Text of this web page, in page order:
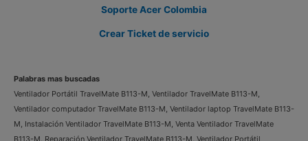
Soporte Acer Colombia
Crear Ticket de servicio
Palabras mas buscadas
Ventilador Portátil TravelMate B113-M, Ventilador TravelMate B113-M,
Ventilador computador TravelMate B113-M, Ventilador laptop TravelMate B113-
M, Instalación Ventilador TravelMate B113-M, Venta Ventilador TravelMate
B113-M, Reparación Ventilador TravelMate B113-M, Ventilador Portátil